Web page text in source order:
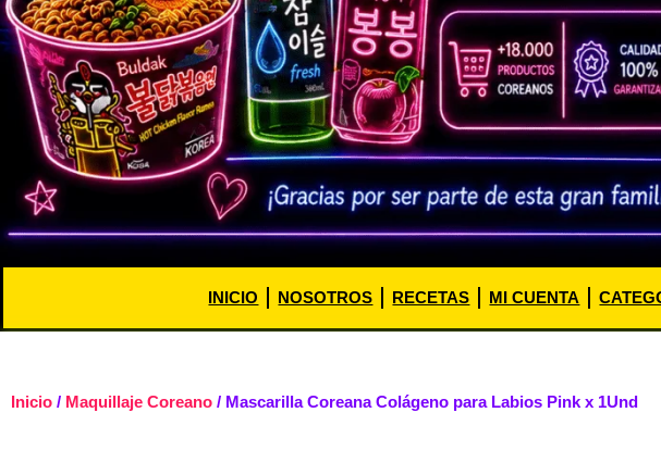
INICIO NOSOTROS RECETAS MI CUENTA
Inicio / Maquillaje Coreano / Mascarilla Coreana Colágeno para Labios Pink x 1Und